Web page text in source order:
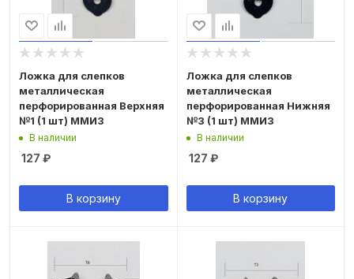
Ложка для слепков
металлическая
перфорированная Верхняя
№1 (1 шт) ММИЗ
В наличии
127 ₽
В корзину
Ложка для слепков
металлическая
перфорированная Нижняя
№3 (1 шт) ММИЗ
В наличии
127 ₽
В корзину